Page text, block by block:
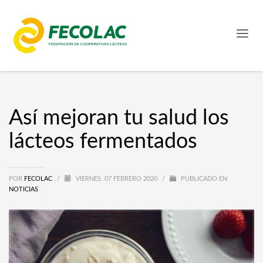
Así mejoran tu salud los
lácteos fermentados
POR FECOLAC / VIERNES, 07 FEBRERO 2020 /
PUBLICADO EN
NOTICIAS